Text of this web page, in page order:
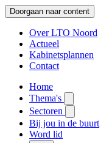
Doorgaan naar content
Over LTO Noord
Actueel
Kabinetsplannen
Contact
Home
Thema's
Sectoren
Bij jou in de buurt
Word lid